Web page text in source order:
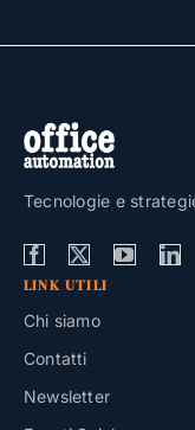
Tecnologie e
LINK UTILI
Chi siamo
Contatti
Newsletter